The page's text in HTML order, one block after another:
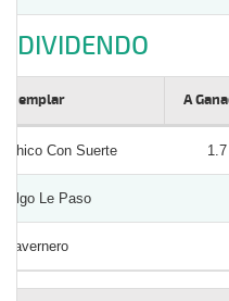
DIVIDENDO
Ejemplar A
Chico Con Suerte 1.7
Algo Le Paso
Tavernero